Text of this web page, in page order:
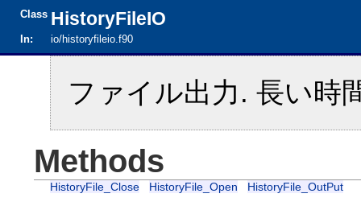
Class HistoryFileIO
In: io/historyfileio.f90
ファイル出力. 長い時
Methods
HistoryFile_Close HistoryFile_Open HistoryFile_OutPut